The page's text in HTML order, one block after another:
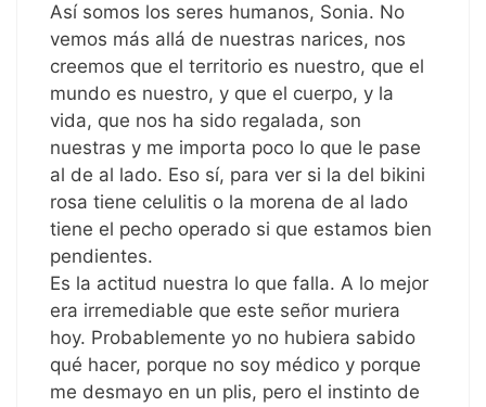
Así somos los seres humanos, Sonia. No
vemos más allá de nuestras narices, nos
creemos que el territorio es nuestro, que el
mundo es nuestro, y que el cuerpo, y la
vida, que nos ha sido regalada, son
nuestras y me importa poco lo que le pase
al de al lado. Eso sí, para ver si la del bikini
rosa tiene celulitis o la morena de al lado
tiene el pecho operado si que estamos bien
pendientes.
Es la actitud nuestra lo que falla. A lo mejor
era irremediable que este señor muriera
hoy. Probablemente yo no hubiera sabido
qué hacer, porque no soy médico y porque
me desmayo en un plis, pero el instinto de